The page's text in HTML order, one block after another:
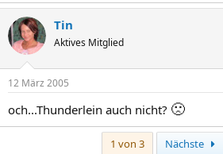
Tin
Aktives Mitglied
12 März 2005
och...Thunderlein auch nicht? 🙁
1 von 3 Nächste